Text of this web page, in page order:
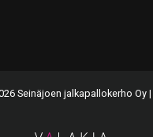
Seinäjoen jalkapallokerho Oy |